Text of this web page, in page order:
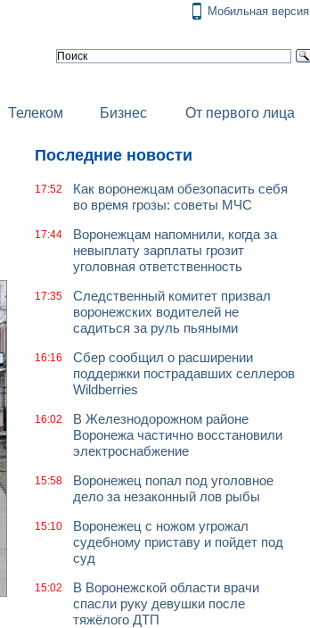
Мобильная версия
Телеком Бизнес От первого лица
Последние новости
17:52
Как воронежцам обезопасить себя
во время грозы: советы МЧС
17:44
Воронежцам напомнили, когда за
невыплату зарплаты грозит
уголовная ответственность
17:35
Следственный комитет призвал
воронежских водителей не
садиться за руль пьяными
16:16
Сбер сообщил о расширении
поддержки пострадавших селлеров
Wildberries
16:02
В Железнодорожном районе
Воронежа частично восстановили
электроснабжение
15:58
Воронежец попал под уголовное
дело за незаконный лов рыбы
15:10
Воронежец с ножом угрожал
судебному приставу и пойдет под
суд
15:02
В Воронежской области врачи
спасли руку девушки после
тяжёлого ДТП